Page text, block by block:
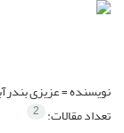
نویسنده =عزیزی
تعداد مقالات: 2